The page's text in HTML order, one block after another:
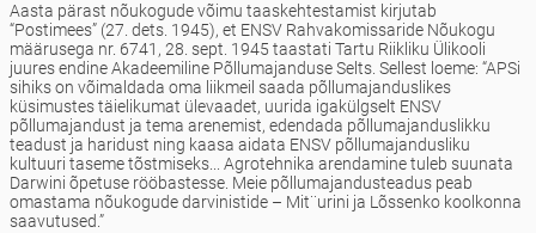
Aasta pärast nõukogude võimu taaskehtestamist kirjutab
“Postimees” (27. dets. 1945), et ENSV Rahvakomissaride Nõukogu
määrusega nr. 6741, 28. sept. 1945 taastati Tartu Riikliku Ülikooli
juures endine Akadeemiline Põllumajanduse Selts. Sellest loeme: “APSi
sihiks on võimaldada oma liikmeil saada põllu­majanduslikes
küsimustes täielikumat ülevaadet, uurida igakülgselt ENSV
põllumajandust ja tema arenemist, edendada põllumajanduslikku
teadust ja haridust ning kaasa aidata ENSV põllumajandusliku
kultuuri taseme tõstmiseks... Agrotehnika arendamine tuleb suunata
Darwini õpetuse rööbastesse. Meie põllumajandusteadus peab
omastama nõukogude darvinistide – Mit¨urini ja Lõssenko koolkonna
saavutused.”